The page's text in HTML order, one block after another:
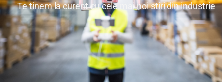
Te tinem la curent cu cele mai noi stiri din industrie